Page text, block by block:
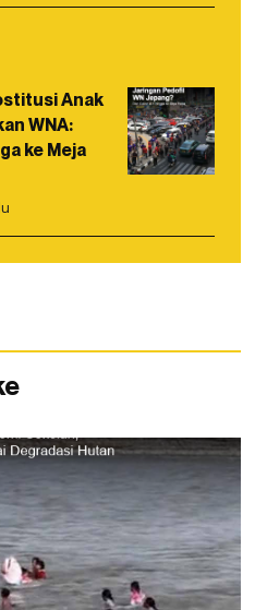
Anak
WNA:
ke Meja